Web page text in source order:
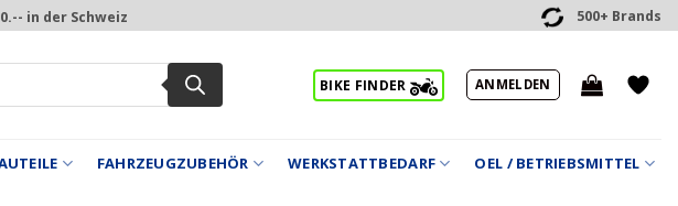
in der Schweiz 500+ Brands
BIKE FINDER ANMELDEN
FAHRZEUGZUBEHÖR WERKSTATTBEDARF OEL / BETRIEBSMITTEL